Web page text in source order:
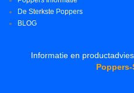
De Sterkste Poppers
BLOG
Informatie en